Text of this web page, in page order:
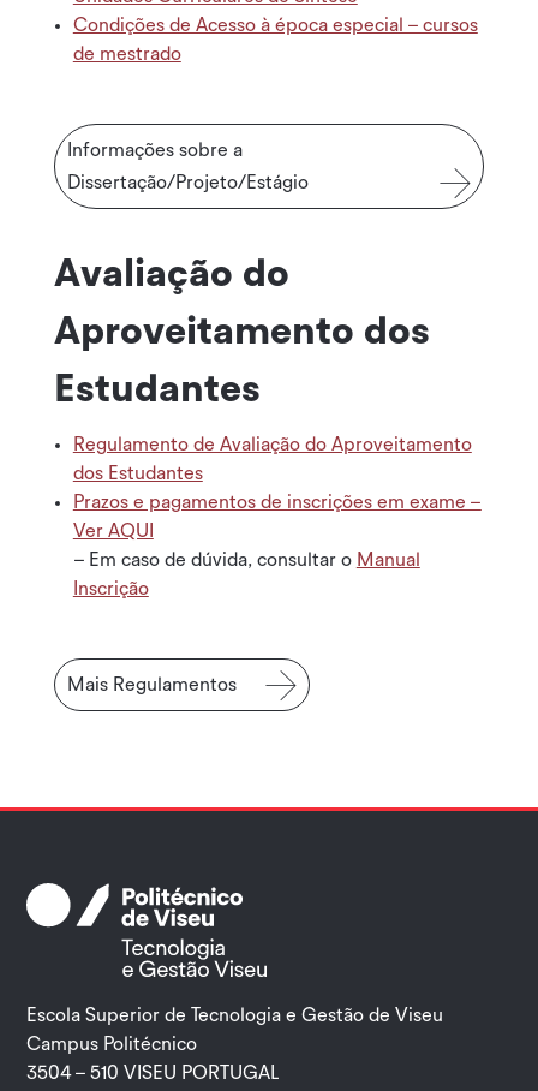
Condições de Acesso à época especial – cursos
de mestrado
Informações sobre a
Dissertação/Projeto/Estágio
Avaliação do
Aproveitamento dos
Estudantes
Regulamento de Avaliação do Aproveitamento
dos Estudantes
Prazos e pagamentos de inscrições em exame –
Ver AQUI
– Em caso de dúvida, consultar o Manual
Inscrição
Mais Regulamentos
Escola Superior de Tecnologia e Gestão de Viseu
Campus Politécnico
3504 – 510 VISEU PORTUGAL